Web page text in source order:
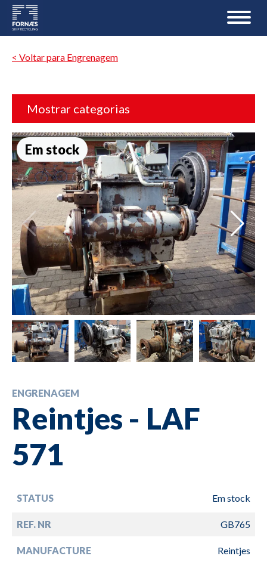
< Voltar para Engrenagem
Mostrar categorias
Em stock
ENGRENAGEM
Reintjes - LAF
571
STATUS Em stock
REF. NR GB765
MANUFACTURE Reintjes